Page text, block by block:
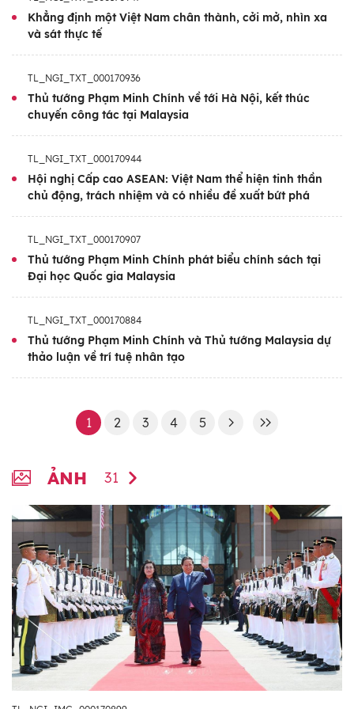
Trung Quốc. Đồng thời, Thủ tướng Chính phủ
cũng có nhiều hoạt động song phương, đa
hội nghị liên quan.
Hội nghị Cấp cao ASEAN lần thứ 46 và các
Hội nghị cấp cao liên quan tiếp tục thể hiện
thông điệp mạnh mẽ về một Việt Nam tham
gia chủ động, tích cực, đóng góp trách nhiệm
cùng các nước thành viên duy trì và củng cố
vai trò trung tâm, phát huy tiếng nói trách
nhiệm của ASEAN đối với hòa bình, ổn định
Khẳng định một Việt Nam chân thành, cởi mở, nhìn xa
và sát thực tế
TL_NGI_TXT_000170936
Thủ tướng Phạm Minh Chính về tới Hà Nội, kết thúc
chuyến công tác tại Malaysia
TL_NGI_TXT_000170944
Hội nghị Cấp cao ASEAN: Việt Nam thể hiện tinh thần
chủ động, trách nhiệm và có nhiều đề xuất bứt phá
TL_NGI_TXT_000170907
Thủ tướng Phạm Minh Chính phát biểu chính sách tại
Đại học Quốc gia Malaysia
TL_NGI_TXT_000170884
Thủ tướng Phạm Minh Chính và Thủ tướng Malaysia dự
thảo luận về trí tuệ nhân tạo
1 2 3 4 5
ẢNH 31